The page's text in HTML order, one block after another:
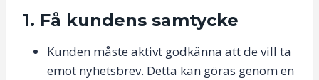
1. Få kundens samtycke
Kunden måste aktivt godkänna att de vill ta
emot nyhetsbrev. Detta kan göras genom en